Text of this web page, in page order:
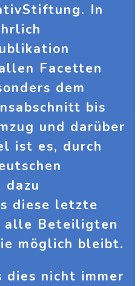
In
Facetten
dem
bis
und darüber
ist es, durch
diese letzte
alle Beteiligten
möglich bleibt.
dies nicht immer